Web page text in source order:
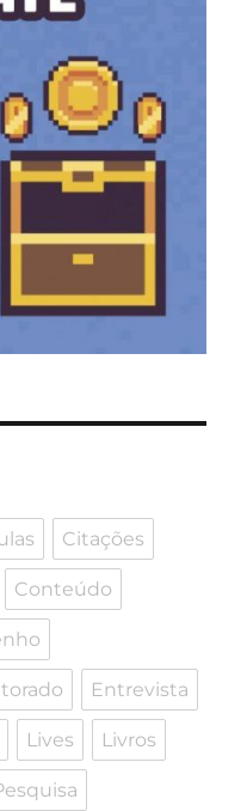
Citações
Conteúdo
Entrevista
Lives Livros